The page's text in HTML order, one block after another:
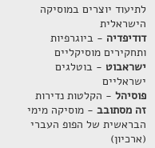
לתיעוד יוצרים במוסיקה
הישראלית
דודיפדיה - ביוגרפיות
ותחקירים מוסיקליים
ישראבוט - בוטלגים
ישראליים
פוסיהל- הקלטות נדירות
זה מסתובב- מוסיקה מימי
הבראשית של הפופ העברי
(ארכיון)